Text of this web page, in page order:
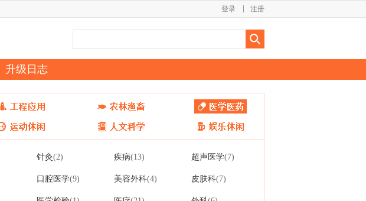
注册
登录
升级日志
针灸(2) 疾病(13) 超声医学(7)
口腔医学(9) 美容外科(4) 皮肤科(7)